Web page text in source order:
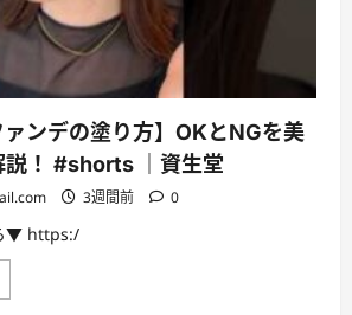
ピ
の
！
に
ァンデの塗り方】OKとNGを美
説！ #shorts ｜資生堂
3週間前 0
▼ https:/